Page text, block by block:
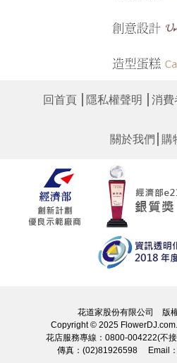
回首頁│ 隱私權聲明 消費
關於我們 購
花道家股份有限公司 版
Copyright © 2025
花店服務專線：0800-004222(不
傳真：(02)81926598 Email：